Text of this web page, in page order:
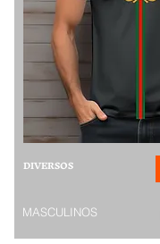
DIVERSOS
MASCULINOS